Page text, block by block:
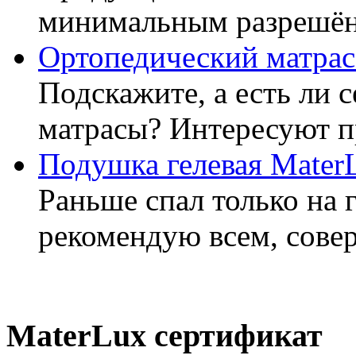
минимальным
Ортопедический
Подскажите, а есть ли
матрасы? Интересуют
Подушка гелевая
Раньше спал только на
рекомендую всем,
MaterLux сертификат